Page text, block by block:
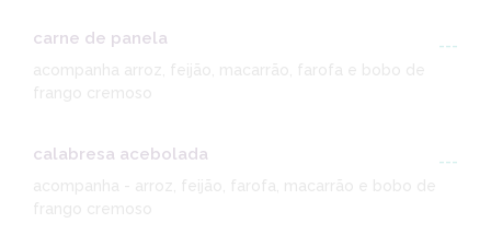
carne de panela
---
acompanha arroz, feijão, macarrão, farofa e bobo de
frango cremoso
calabresa acebolada
---
acompanha - arroz, feijão, farofa, macarrão e bobo de
frango cremoso